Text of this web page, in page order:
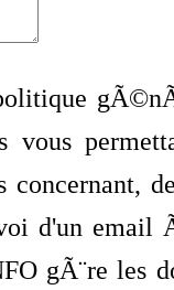
vous
d'un
gÃ¨re les